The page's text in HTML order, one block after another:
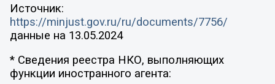
Источник:
https://minjust.gov.ru/ru/documents/7756/
данные на 13.05.2024
* Сведения реестра НКО, выполняющих
функции иностранного агента: